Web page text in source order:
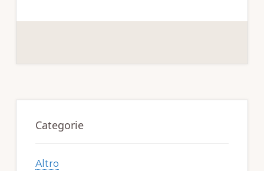
c
o
it te ai n
di
Primary
Sidebar
Categorie
Altro